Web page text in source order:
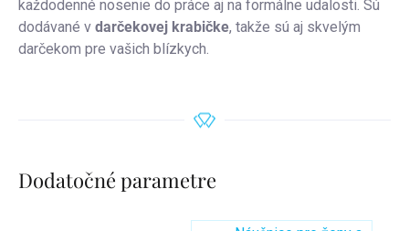
každodenné nosenie do práce aj na formálne udalosti. Sú
dodávané v darčekovej krabičke, takže sú aj skvelým
darčekom pre vašich blízkych.
Dodatočné parametre